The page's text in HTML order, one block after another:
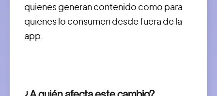
quienes generan contenido como para
quienes lo consumen desde fuera de la
app.